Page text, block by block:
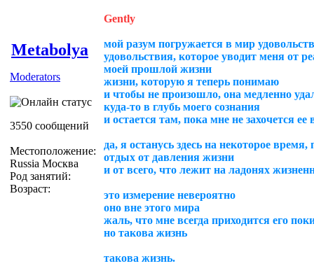
Metabolya
Moderators
3550 сообщений
Местоположение:
Russia Москва
Род занятий:
Возраст:
Gently
мой разум погружается в мир
удовольствия, которое уводит меня от
моей прошлой жизни
жизни, которую я теперь понимаю
и чтобы не произошло, она медленно
куда-то в глубь моего сознания
и остается там, пока мне не захочется ее
да, я останусь здесь на некоторое
отдых от давления жизни
и от всего, что лежит на ладонях
это измерение невероятно
оно вне этого мира
жаль, что мне всегда приходится его
но такова жизнь
такова жизнь.